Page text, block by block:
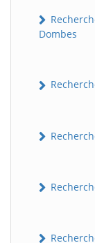
Dombes